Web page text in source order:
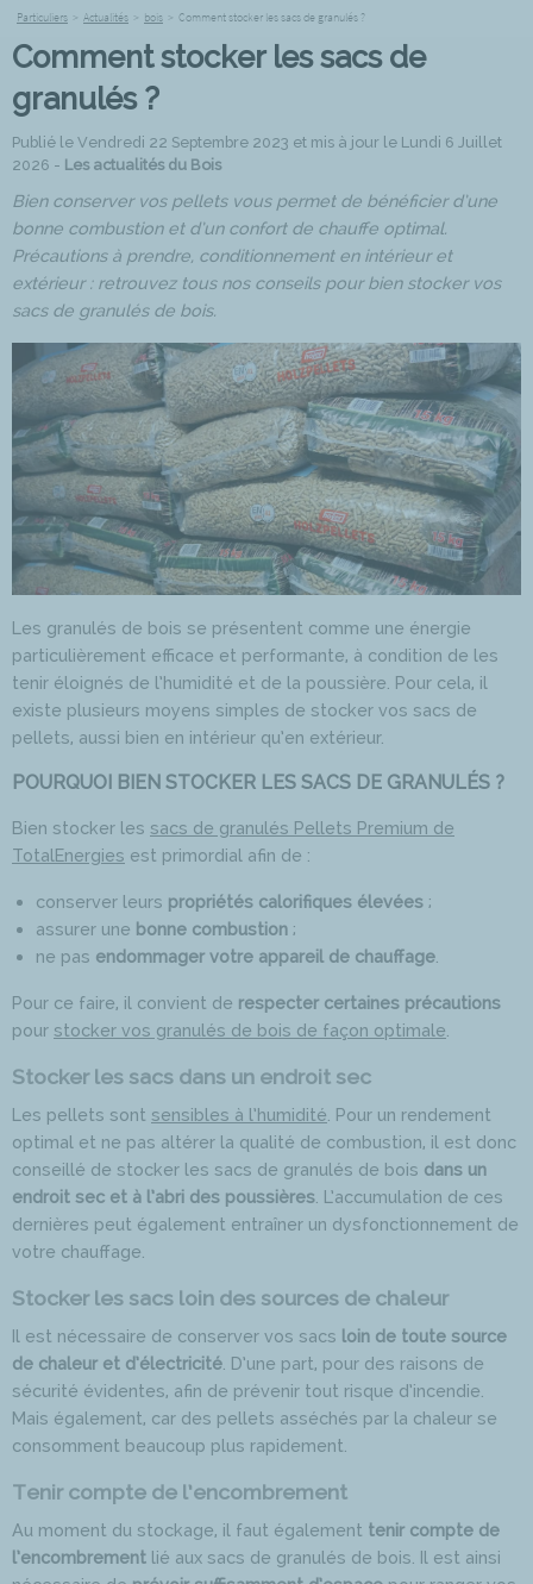
Particuliers > Actualités > bois > Comment stocker les sacs de granulés ?
Comment stocker les sacs de
granulés ?
Publié le Vendredi 22 Septembre 2023 et mis à jour le Lundi 6 Juillet
2026 - Les actualités du Bois
Bien conserver vos pellets vous permet de bénéficier d’une
bonne combustion et d’un confort de chauffe optimal.
Précautions à prendre, conditionnement en intérieur et
extérieur : retrouvez tous nos conseils pour bien stocker vos
sacs de granulés de bois.
Les granulés de bois se présentent comme une énergie
particulièrement efficace et performante, à condition de les
tenir éloignés de l’humidité et de la poussière. Pour cela, il
existe plusieurs moyens simples de stocker vos sacs de
pellets, aussi bien en intérieur qu’en extérieur.
POURQUOI BIEN STOCKER LES SACS DE GRANULÉS ?
Bien stocker les sacs de granulés Pellets Premium de
TotalEnergies est primordial afin de :
conserver leurs propriétés calorifiques élevées ;
assurer une bonne combustion ;
ne pas endommager votre appareil de chauffage
Pour ce faire, il convient de respecter certaines précautions
pour stocker vos granulés de bois de façon optimale
Stocker les sacs dans un endroit sec
Les pellets sont sensibles à l’humidité . Pour un rendement
optimal et ne pas altérer la qualité de combustion, il est donc
conseillé de stocker les sacs de granulés de bois dans un
endroit sec et à l’abri des poussières . L’accumulation de ces
dernières peut également entraîner un dysfonctionnement de
votre chauffage.
Stocker les sacs loin des sources de chaleur
Il est nécessaire de conserver vos sacs loin de toute source
de chaleur et d’électricité . D’une part, pour des raisons de
sécurité évidentes, afin de prévenir tout risque d’incendie.
Mais également, car des pellets asséchés par la chaleur se
consomment beaucoup plus rapidement.
Tenir compte de l’encombrement
Au moment du stockage, il faut également tenir compte de
l’encombrement lié aux sacs de granulés de bois. Il est ainsi